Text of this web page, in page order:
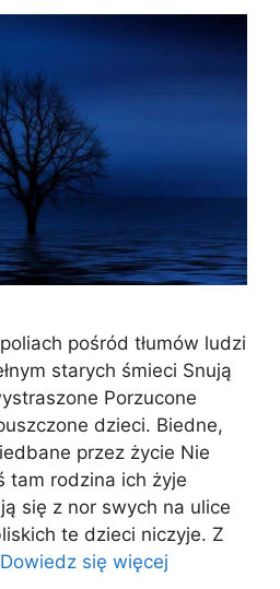
pośród tłumów ludzi
starych śmieci Snują
Porzucone
dzieci. Biedne,
przez życie Nie
tam rodzina ich żyje
się z nor swych na ulice
te dzieci niczyje. Z
Dowiedz się więcej